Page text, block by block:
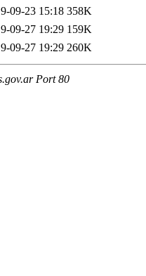
09-23 15:18 358K
09-27 19:29 159K
09-27 19:29 260K
Port 80